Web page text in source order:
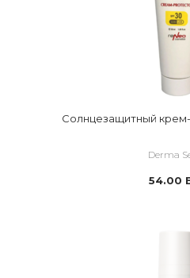
Солнцезащитный
Derma
54.00